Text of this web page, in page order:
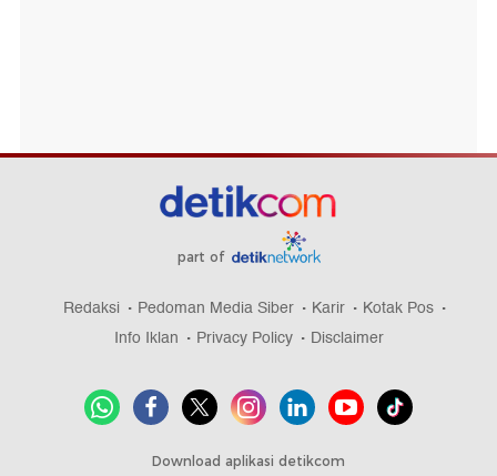
part of
Redaksi Pedoman Media Siber Karir
Kotak Pos
Info Iklan
Privacy Policy Disclaimer
Download aplikasi detikcom